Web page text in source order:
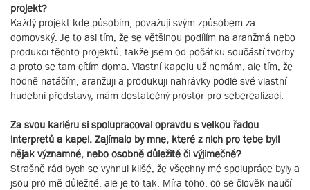
projekt?
Každý projekt kde působím, považuji svým způsobem za
domovský. Je to asi tím, že se většinou podílím na aranžmá nebo
produkci těchto projektů, takže jsem od počátku součástí tvorby
a proto se tam cítím doma. Vlastní kapelu už nemám, ale tím, že
hodně natáčím, aranžuji a produkuji nahrávky podle své vlastní
hudební představy, mám dostatečný prostor pro seberealizaci.
Za svou kariéru si spolupracoval opravdu s velkou řadou
interpretů a kapel. Zajímalo by mne, které z nich pro tebe byli
nějak významné, nebo osobně důležité či výjimečné?
Strašně rád bych se vyhnul klišé, že všechny mé spolupráce byly a
jsou pro mě důležité, ale je to tak. Míra toho, co se člověk naučí